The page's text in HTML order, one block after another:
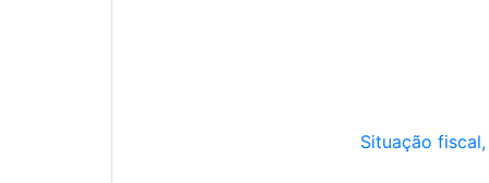
Situação